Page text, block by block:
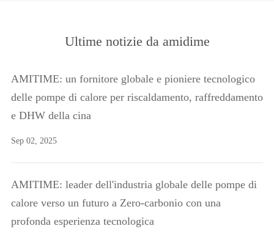
Ultime notizie da amidime
AMITIME: un fornitore globale e pioniere tecnologico
delle pompe di calore per riscaldamento, raffreddamento
e DHW della cina
Sep 02, 2025
AMITIME: leader dell'industria globale delle pompe di
calore verso un futuro a Zero-carbonio con una
profonda esperienza tecnologica